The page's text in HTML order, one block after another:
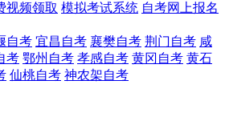
视频领取 模拟考试系统 自考网上报名
自考 宜昌自考 襄樊自考 荆门自考 咸
考 鄂州自考 孝感自考 黄冈自考 黄石
仙桃自考 神农架自考